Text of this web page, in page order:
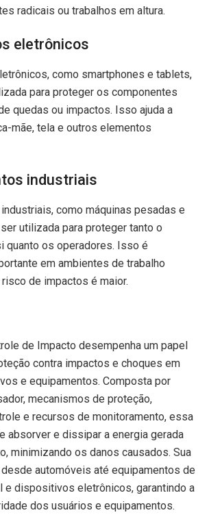
radicais ou trabalhos em altura.
eletrônicos
como smartphones e tablets,
para proteger os componentes
quedas ou impactos. Isso ajuda a
mãe, tela e outros elementos
industriais
como máquinas pesadas e
utilizada para proteger tanto o
quanto os operadores. Isso é
em ambientes de trabalho
de impactos é maior.
de Impacto desempenha um papel
contra impactos e choques em
e equipamentos. Composta por
mecanismos de proteção,
e recursos de monitoramento, essa
absorver e dissipar a energia gerada
minimizando os danos causados. Sua
automóveis até equipamentos de
e dispositivos eletrônicos, garantindo a
dos usuários e equipamentos.